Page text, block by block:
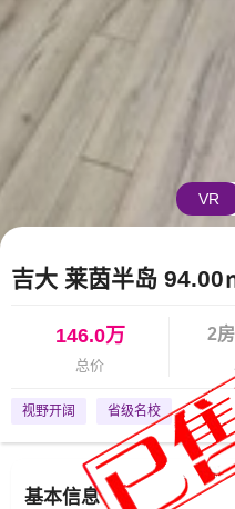
VR
吉大 莱茵半岛 94.00
146.0万
总价
2
视野开阔 省级名校
基本信息